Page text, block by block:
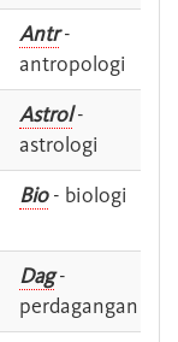
Antr-
antropologi
Astrol-
astrologi
Bio- biologi
Dag-
perdagangan